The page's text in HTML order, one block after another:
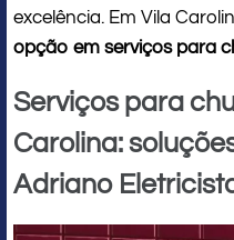
excelência. Em Vila
opção em serviços para
Serviços para
Carolina:
Adriano